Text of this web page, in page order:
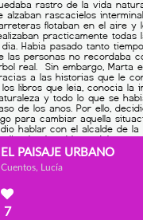
EL PAISAJE URBANO
Cuentos, Lucía
7